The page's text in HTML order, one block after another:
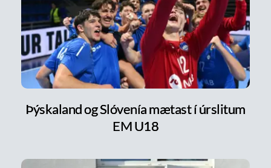
Þýskaland og Slóvenía mætast í úrslitum
EM U18